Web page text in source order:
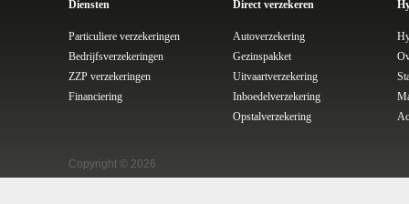
Diensten
Particuliere verzekeringen
Bedrijfsverzekeringen
ZZP verzekeringen
Financiering
Direct verzekeren
Autoverzekering
Gezinspakket
Uitvaartverzekering
Inboedelverzekering
Opstalverzekering
Copyright © 2026